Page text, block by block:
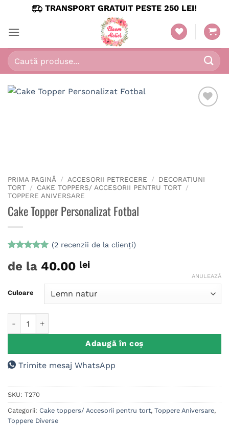
content
TRANSPORT GRATUIT PESTE 250 LEI!
Caută
după:
PRIMA PAGINĂ / ACCESORII PETRECERE / DECORATIUNI
TORT / CAKE TOPPERS/ ACCESORII PENTRU TORT /
TOPPERE ANIVERSARE
Cake Topper Personalizat Fotbal
5din 5 pe
baza a
la clienți
(2recenzii de la clienți)
de la 40.00 lei
Culoare
ANULEAZĂ
Adaugă în coș
Trimite mesaj WhatsApp
SKU: T270
Categorii: Cake toppers/ Accesorii pentru tort, Toppere Aniversare,
Toppere Diverse